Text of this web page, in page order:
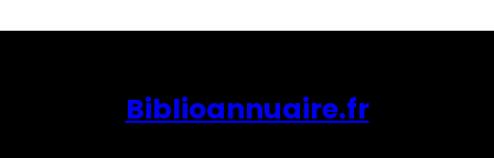
Biblioannuaire.fr